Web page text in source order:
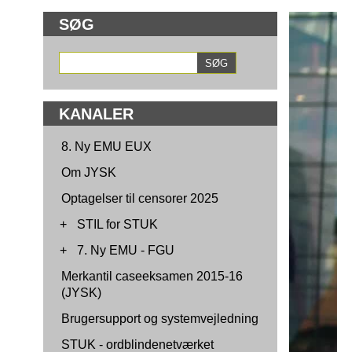
SØG
KANALER
8. Ny EMU EUX
Om JYSK
Optagelser til censorer 2025
+
STIL for STUK
+
7. Ny EMU - FGU
Merkantil caseeksamen 2015-16
(JYSK)
Brugersupport og systemvejledning
STUK - ordblindenetværket